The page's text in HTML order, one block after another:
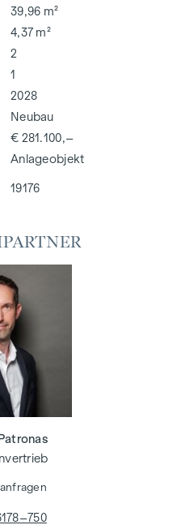
39,96 m²
4,37 m²
2
1
2028
Neubau
€ 281.100,–
Anlageobjekt
19176